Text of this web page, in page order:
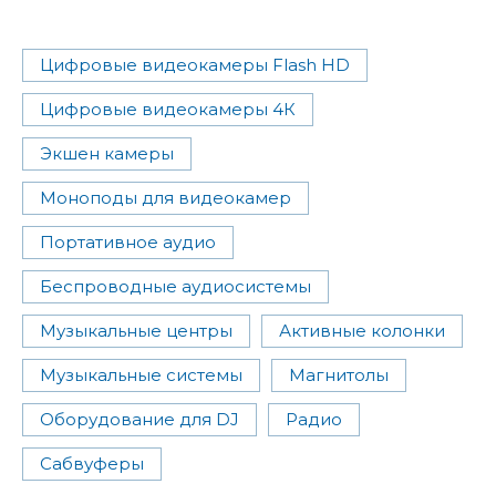
Цифровые видеокамеры Flash HD
Цифровые видеокамеры 4К
Экшен камеры
Моноподы для видеокамер
Портативное аудио
Беспроводные аудиосистемы
Музыкальные центры Активные колонки
Музыкальные системы Магнитолы
Оборудование для DJ Радио
Сабвуферы